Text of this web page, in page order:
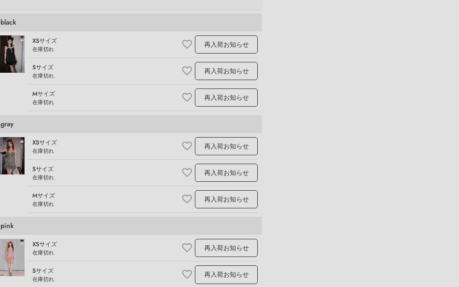
black
XSサイズ
在庫切れ 再入荷お知らせ
Sサイズ
在庫切れ 再入荷お知らせ
Mサイズ
在庫切れ 再入荷お知らせ
gray
XSサイズ
在庫切れ 再入荷お知らせ
Sサイズ
在庫切れ 再入荷お知らせ
Mサイズ
在庫切れ 再入荷お知らせ
pink
XSサイズ
在庫切れ 再入荷お知らせ
Sサイズ
在庫切れ 再入荷お知らせ